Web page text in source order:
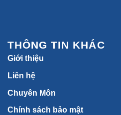
THÔNG TIN KHÁC
Giới thiệu
Liên hệ
Chuyên Môn
Chính sách bảo mật